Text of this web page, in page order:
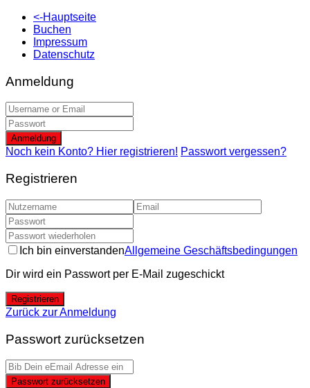
<-Hauptseite
Buchen
Impressum
Datenschutz
Anmeldung
Anmeldung
Noch kein Konto? Hier registrieren! Passwort vergessen?
Registrieren
Ich bin einverstandenAllgemeine Geschäftsbedingungen
Dir wird ein Passwort per E-Mail zugeschickt
Registrieren
Zurück zur Anmeldung
Passwort zurücksetzen
Passwort zurücksetzen